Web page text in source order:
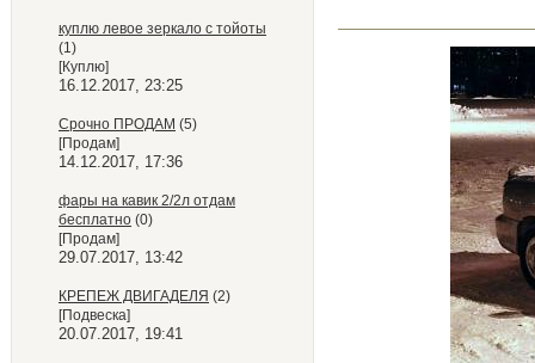
куплю левое зеркало с тойоты
(1)
[Куплю]
16.12.2017, 23:25
Срочно ПРОДАМ (5)
[Продам]
14.12.2017, 17:36
фары на кавик 2/2л отдам
бесплатно (0)
[Продам]
29.07.2017, 13:42
КРЕПЕЖ ДВИГАДЕЛЯ (2)
[Подвеска]
20.07.2017, 19:41